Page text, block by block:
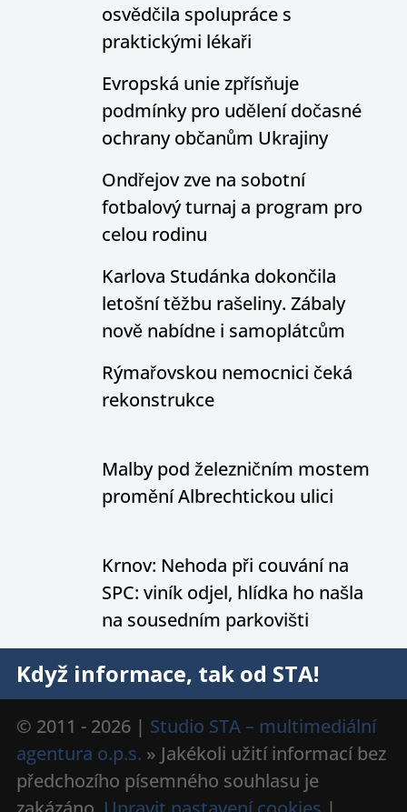
osvědčila spolupráce s
praktickými lékaři
Evropská unie zpřísňuje
podmínky pro udělení dočasné
ochrany občanům Ukrajiny
Ondřejov zve na sobotní
fotbalový turnaj a program pro
celou rodinu
Karlova Studánka dokončila
letošní těžbu rašeliny. Zábaly
nově nabídne i samoplátcům
Rýmařovskou nemocnici čeká
rekonstrukce
Malby pod železničním mostem
promění Albrechtickou ulici
Krnov: Nehoda při couvání na
SPC: viník odjel, hlídka ho našla
na sousedním parkovišti
Když informace, tak od STA!
© 2011 - 2026 | Studio STA – multimediální
agentura o.p.s. » Jakékoli užití informací bez
předchozího písemného souhlasu je